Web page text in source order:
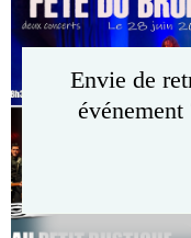
Envie de